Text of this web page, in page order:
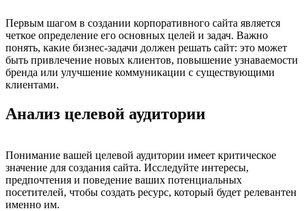
Первым шагом в создании корпоративного сайта является
четкое определение его основных целей и задач. Важно
понять, какие бизнес-задачи должен решать сайт: это может
быть привлечение новых клиентов, повышение узнаваемости
бренда или улучшение коммуникации с существующими
клиентами.
Анализ целевой аудитории
Понимание вашей целевой аудитории имеет критическое
значение для создания сайта. Исследуйте интересы,
предпочтения и поведение ваших потенциальных
посетителей, чтобы создать ресурс, который будет релевантен
именно им.